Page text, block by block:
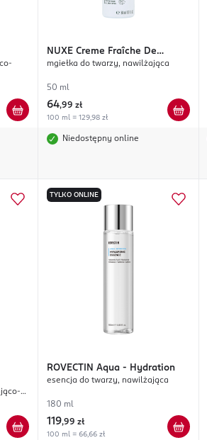
NUXE Creme Fraîche De
Beauté
mgiełka do twarzy, nawilżająca
50 ml
64,99 zł
100 ml = 129,98 zł
Niedostępny online
TYLKO ONLINE
ROVECTIN Aqua - Hydration
esencja do twarzy, nawilżająca
180 ml
119,99 zł
100 ml = 66,66 zł